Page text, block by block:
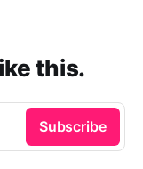
this.
Subscribe